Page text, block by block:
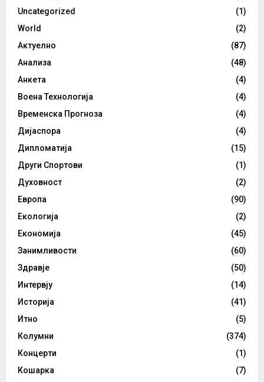
Uncategorized
(1)
World
(2)
Актуелно
(87)
Анализа
(48)
Анкета
(4)
Воена Технологија
(4)
Временска Прогноза
(4)
Дијаспора
(4)
Дипломатија
(15)
Други Спортови
(1)
Духовност
(2)
Европа
(90)
Екологија
(2)
Економија
(45)
Занимливости
(60)
Здравје
(50)
Интервју
(14)
Историја
(41)
Итно
(5)
Колумни
(374)
Концерти
(1)
Кошарка
(7)